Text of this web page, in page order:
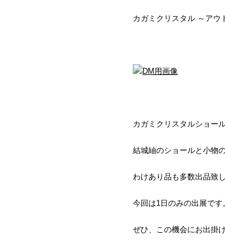
カガミクリスタル ～アウ
カガミクリスタルショー
結城紬のショールと小物
わけあり品も多数出品致し
今回は1日のみの出展です
ぜひ、この機会にお出掛